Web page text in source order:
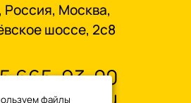
Россия, Москва,
шоссе, 2с8
665-93-00
файлы